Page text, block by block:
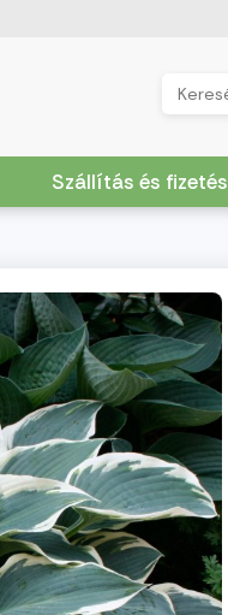
Szállítás és fizetés